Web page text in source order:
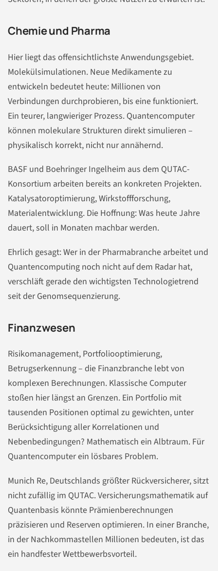
Chemie und Pharma
Hier liegt das offensichtlichste Anwendungsgebiet.
Molekülsimulationen. Neue Medikamente zu
entwickeln bedeutet heute: Millionen von
Verbindungen durchprobieren, bis eine funktioniert.
Ein teurer, langwieriger Prozess. Quantencomputer
können molekulare Strukturen direkt simulieren –
physikalisch korrekt, nicht nur annähernd.
BASF und Boehringer Ingelheim aus dem QUTAC-
Konsortium arbeiten bereits an konkreten Projekten.
Katalysatoroptimierung, Wirkstoffforschung,
Materialentwicklung. Die Hoffnung: Was heute Jahre
dauert, soll in Monaten machbar werden.
Ehrlich gesagt: Wer in der Pharmabranche arbeitet und
Quantencomputing noch nicht auf dem Radar hat,
verschläft gerade den wichtigsten Technologietrend
seit der Genomsequenzierung.
Finanzwesen
Risikomanagement, Portfoliooptimierung,
Betrugserkennung – die Finanzbranche lebt von
komplexen Berechnungen. Klassische Computer
stoßen hier längst an Grenzen. Ein Portfolio mit
tausenden Positionen optimal zu gewichten, unter
Berücksichtigung aller Korrelationen und
Nebenbedingungen? Mathematisch ein Albtraum. Für
Quantencomputer ein lösbares Problem.
Munich Re, Deutschlands größter Rückversicherer, sitzt
nicht zufällig im QUTAC. Versicherungsmathematik auf
Quantenbasis könnte Prämienberechnungen
präzisieren und Reserven optimieren. In einer Branche,
in der Nachkommastellen Millionen bedeuten, ist das
ein handfester Wettbewerbsvorteil.